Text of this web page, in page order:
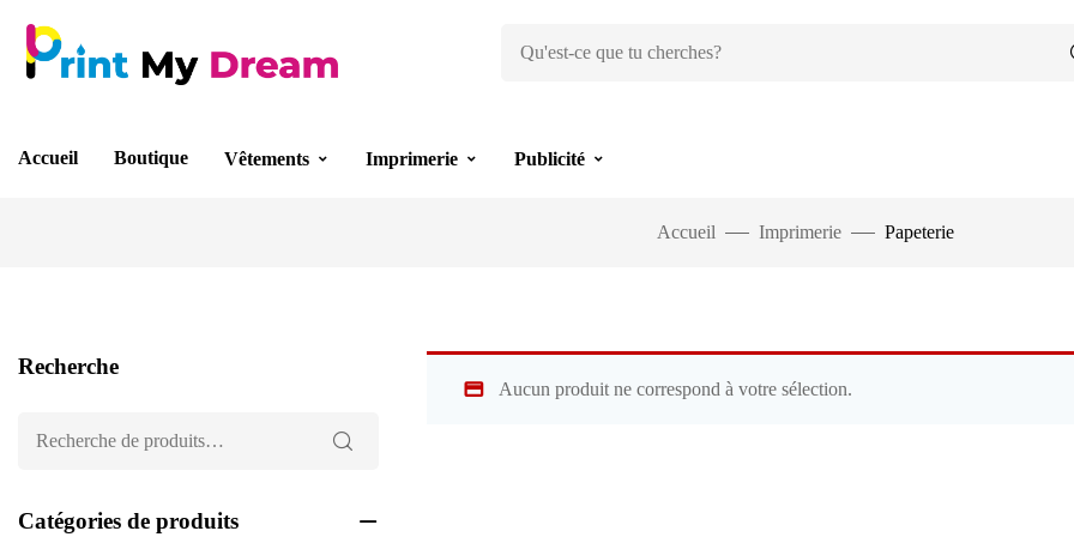
Accueil Boutique Vêtements Imprimerie Publicité
Accueil Imprimerie Papeterie
Aucun produit ne correspond à votre sélection.
Recherche
Catégories de produits